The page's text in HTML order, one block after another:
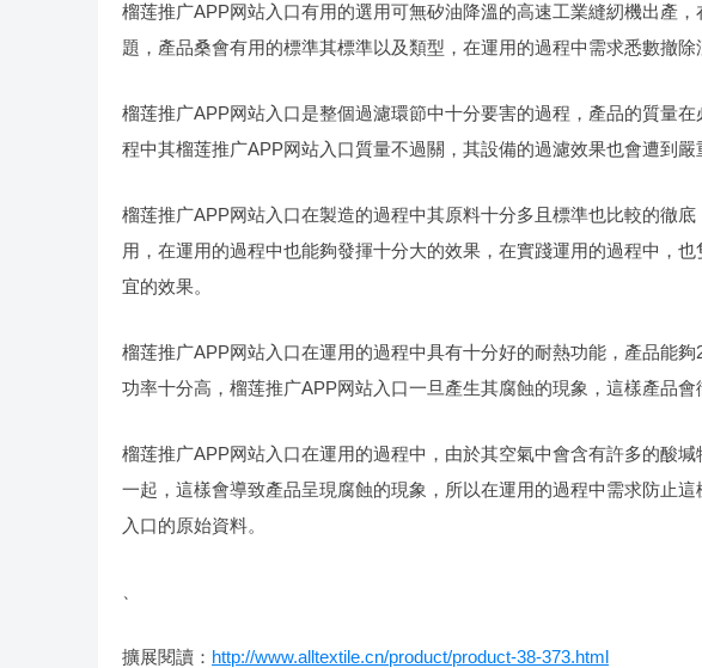
榴莲推广APP网站入口有用的選用可無矽油降溫的高速工業縫紉機出產
題，產品桑會有用的標準其標準以及類型，在運用的過程中需求悉數撤
榴莲推广APP网站入口是整個過濾環節中十分要害的過程，產品的質量
程中其榴莲推广APP网站入口質量不過關，其設備的過濾效果也會遭到嚴
榴莲推广APP网站入口在製造的過程中其原料十分多且標準也比較的徹
用，在運用的過程中也能夠發揮十分大的效果，在實踐運用的過程中，
宜的效果。
榴莲推广APP网站入口在運用的過程中具有十分好的耐熱功能，產品能
功率十分高，榴莲推广APP网站入口一旦產生其腐蝕的現象，這樣產品會
榴莲推广APP网站入口在運用的過程中，由於其空氣中會含有許多的酸
一起，這樣會導致產品呈現腐蝕的現象，所以在運用的過程中需求防止
入口的原始資料。
擴展閱讀： http://www.alltextile.cn/product/product-38-373.html